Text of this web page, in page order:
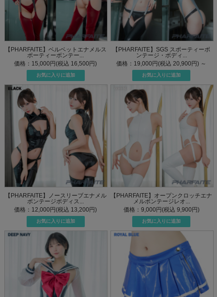
【PHARFAITE】ベルベットエナメルス
ポーティーボンテー...
価格：15,000円(税込 16,500円)
【PHARFAITE】SGS スポーティーボ
ンテージ・ボディ...
価格：19,000円(税込 20,900円) ～
【PHARFAITE】ノースリーブエナメル
ボンテージボディス...
価格：12,000円(税込 13,200円)
【PHARFAITE】オープンクロッチエナ
メルボンテージレオ...
価格：9,000円(税込 9,900円)